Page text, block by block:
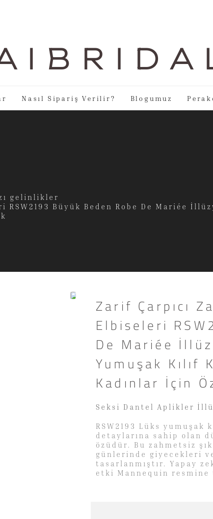
I B R I D A
Nasıl Sipariş Verilir? Blogumuz
gelinlikler
Büyük Beden Robe De Mariée
Zarif Çarpıcı
Elbiseleri
De Mariée
Yumuşak
Kadınlar İçin
Seksi Dantel Aplikler
RSW2193 Lüks
detaylarına sahip olan
özüdür. Bu zahmetsiz
günlerinde giyecekleri
tasarlanmıştır. Yapay
etki Mannequin